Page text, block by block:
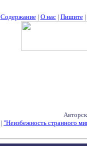
Содержание| О нас| Пишите|
| "Неизбежность странного